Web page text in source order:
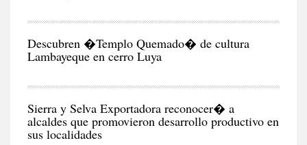
Descubren �Templo Quemado� de cultura
Lambayeque en cerro Luya
Sierra y Selva Exportadora reconocer� a
alcaldes que promovieron desarrollo productivo en
sus localidades